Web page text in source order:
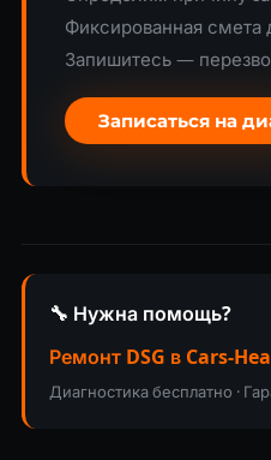
Фиксированная смета
Запишитесь —
Записаться на
🔧 Нужна помощь?
Ремонт DSG в Cars-
Диагностика бесплатно ·